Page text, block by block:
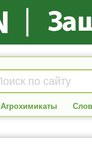
Агрохимикаты